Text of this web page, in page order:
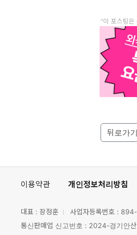
"이 포스팅은
뒤로가기
이용약관 개인정보처리방침
대표 : 장정훈 사업자등록번호 :
통신판매업 신고번호 : 2024-경기안